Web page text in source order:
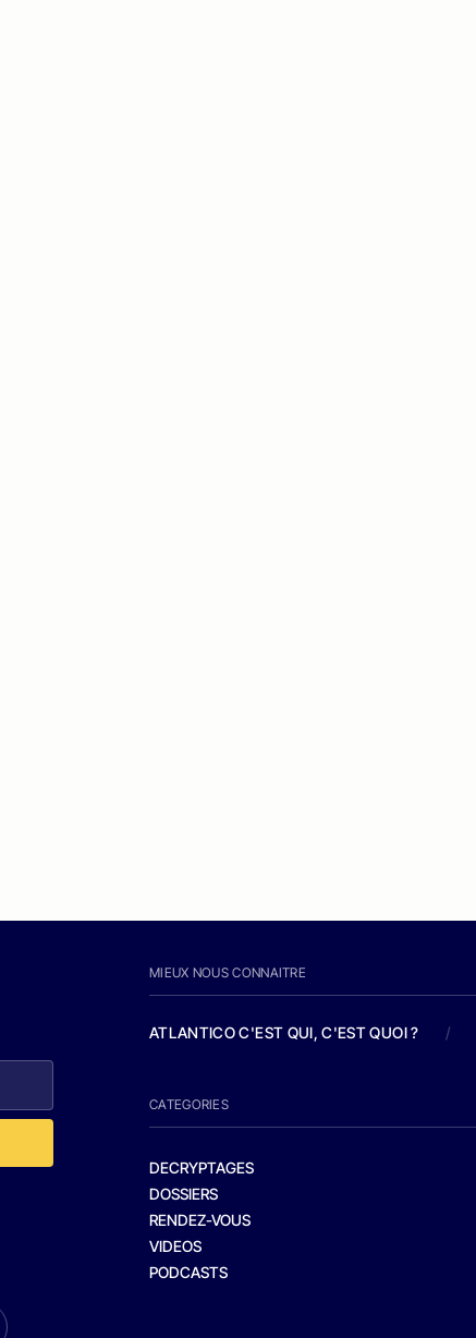
MIEUX NOUS CONNAITRE
ATLANTICO C'EST QUI, C'EST QUOI ? /
CATEGORIES
DECRYPTAGES
DOSSIERS
RENDEZ-VOUS
VIDEOS
PODCASTS